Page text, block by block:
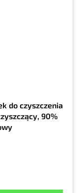
do czyszczenia
90%